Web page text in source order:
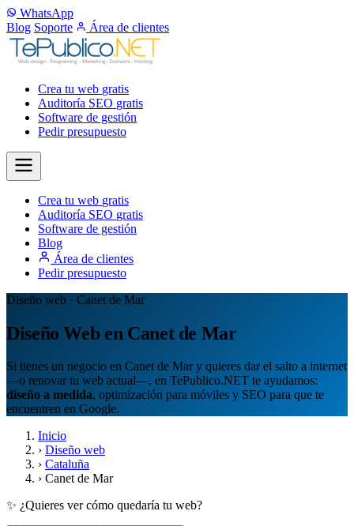
WhatsApp
Blog Soporte Área de clientes
Crea tu web gratis
Auditoría SEO gratis
Software de gestión
Pedir presupuesto
Crea tu web gratis
Auditoría SEO gratis
Software de gestión
Blog
Área de clientes
Pedir presupuesto
Diseño web · Canet de Mar
Diseño Web en Canet de Mar
Si tienes un negocio en Canet de Mar y quieres dar el salto a internet
—o renovar tu web actual—, en TePublico.NET te ayudamos:
diseño a medida, optimización para móviles y SEO para que te
encuentren en Google.
Inicio
› Diseño web
› Cataluña
› Canet de Mar
✨ ¿Quieres ver cómo quedaría tu web?